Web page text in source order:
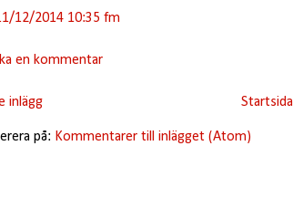
12/2014 10:35 fm
en kommentar
inlägg Startsida
på: Kommentarer till inlägget (Atom)